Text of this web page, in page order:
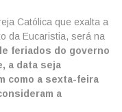
Católica que exalta a
da Eucaristia, será na
feriados do governo
a data seja
como a sexta-feira
a